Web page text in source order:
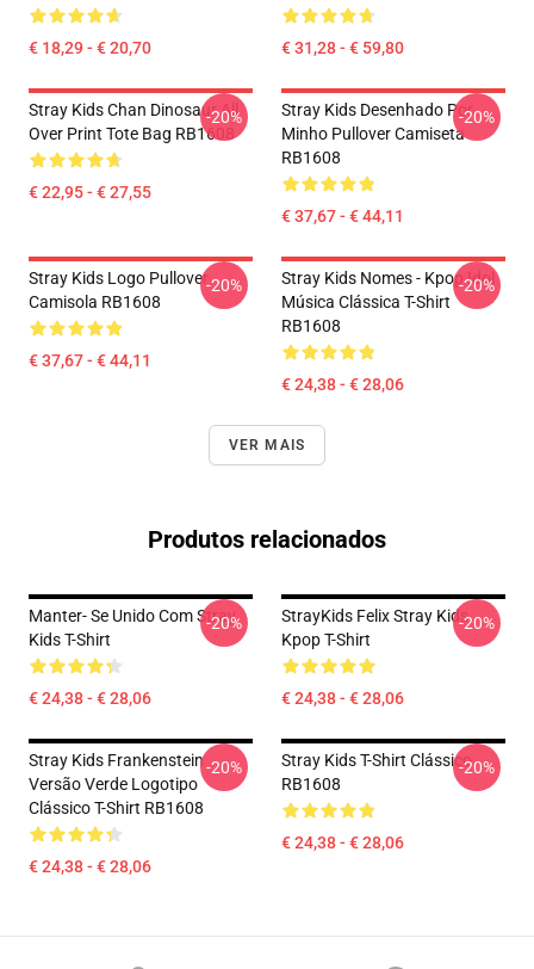
€ 18,29 - € 20,70 € 31,28 - € 59,80
Stray Kids Chan Dinosaur All
Over Print Tote Bag RB1608
€ 22,95 - € 27,55
-20%
Stray Kids Desenhado Por
Minho Pullover Camiseta
RB1608
€ 37,67 - € 44,11
-20%
Stray Kids Logo Pullover
Camisola RB1608
€ 37,67 - € 44,11
-20%
Stray Kids Nomes - Kpop Idol
Música Clássica T-Shirt
RB1608
€ 24,38 - € 28,06
-20%
VER MAIS
Produtos relacionados
Manter- Se Unido Com Stray
Kids T-Shirt
€ 24,38 - € 28,06
-20%
StrayKids Felix Stray Kids
Kpop T-Shirt
€ 24,38 - € 28,06
-20%
Stray Kids Frankenstein
Versão Verde Logotipo
Clássico T-Shirt RB1608
€ 24,38 - € 28,06
-20%
Stray Kids T-Shirt Clássico
RB1608
€ 24,38 - € 28,06
-20%